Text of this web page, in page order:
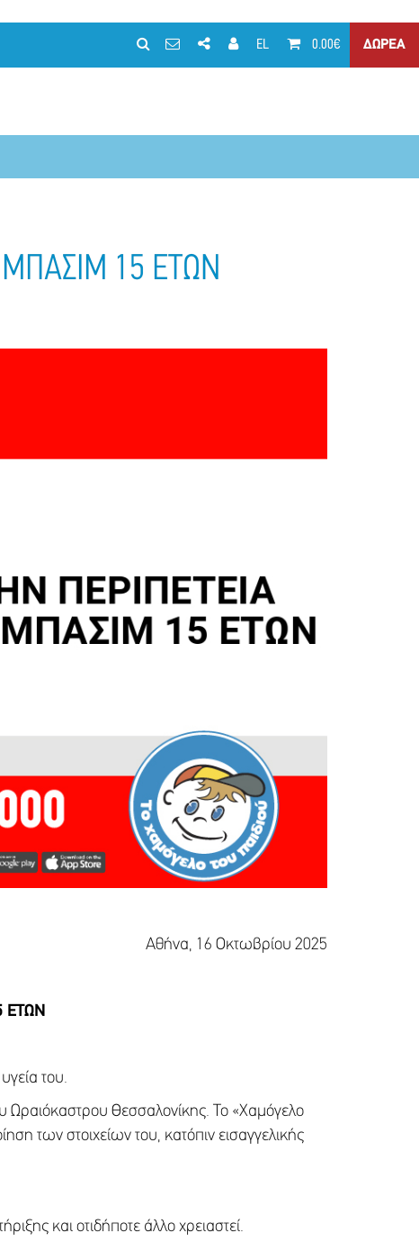
EL 0.00€ ΔΩΡΕΑ
ΜΠΑΣΙΜ 15 ΕΤΩΝ
Αθήνα, 16 Οκτωβρίου 2025
ΕΤΩΝ
του.
Ωραιόκαστρου Θεσσαλονίκης. Το «Χαμόγελο
των στοιχείων του, κατόπιν εισαγγελικής
και οτιδήποτε άλλο χρειαστεί.